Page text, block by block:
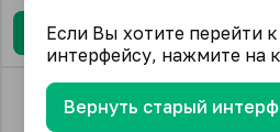
В корзину
Если Вы хотите перейти
интерфейсу, нажмите на
Вернуть старый